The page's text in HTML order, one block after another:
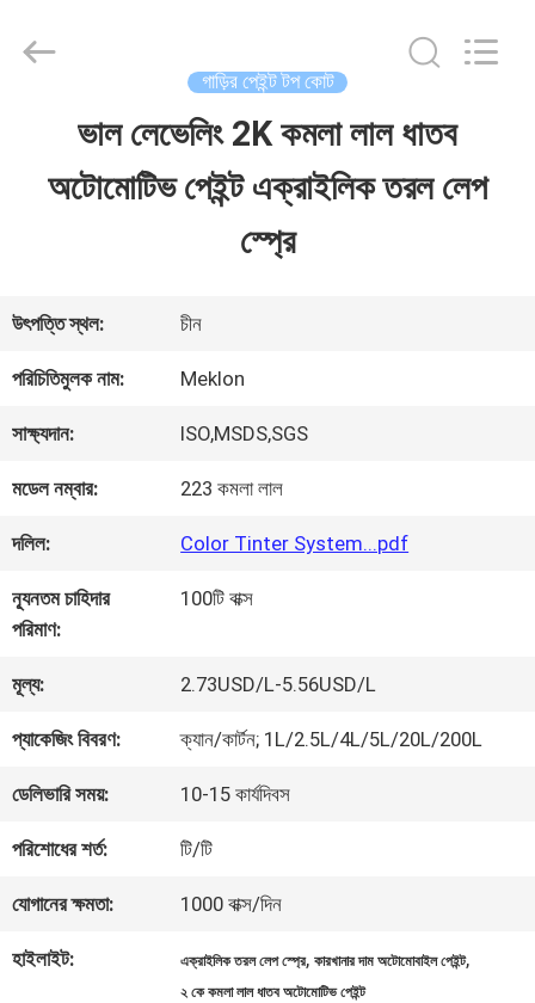
ভিডিও
আমাদের
সম্পর্কে
কারখানা
ভ্রমণ
মান
নিয়ন্ত্রণ
আমাদের
যোগাযোগ
Chemical
Reserved.
গাড়ির পেইন্ট টপ কোট
ভাল লেভেলিং 2K কমলা লাল ধাতব
অটোমোটিভ পেইন্ট এক্রাইলিক তরল লেপ
স্প্রে
উৎপত্তি স্থল: চীন
পরিচিতিমুলক নাম: Meklon
সাক্ষ্যদান: ISO,MSDS,SGS
মডেল নম্বার: 223 কমলা লাল
দলিল: Color Tinter System...pdf
ন্যূনতম চাহিদার
পরিমাণ:
100টি বাক্স
মূল্য: 2.73USD/L-5.56USD/L
প্যাকেজিং বিবরণ: ক্যান/কার্টন; 1L/2.5L/4L/5L/20L/200L
ডেলিভারি সময়: 10-15 কার্যদিবস
পরিশোধের শর্ত: টি/টি
যোগানের ক্ষমতা: 1000 বাক্স/দিন
হাইলাইট: এক্রাইলিক তরল লেপ স্প্রে,কারখানার দাম অটোমোবাইল পেইন্ট,
২ কে কমলা লাল ধাতব অটোমোটিভ পেইন্ট